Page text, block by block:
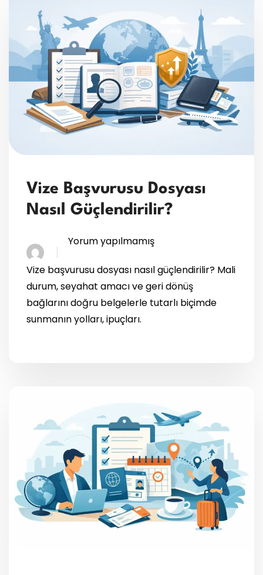
Vize Başvurusu Dosyası
Nasıl Güçlendirilir?
Yorum yapılmamış
Vize başvurusu dosyası nasıl güçlendirilir? Mali
durum, seyahat amacı ve geri dönüş
bağlarını doğru belgelerle tutarlı biçimde
sunmanın yolları, ipuçları.